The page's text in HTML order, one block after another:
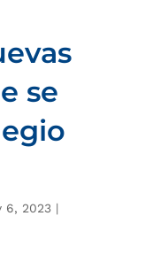
se
6, 2023|